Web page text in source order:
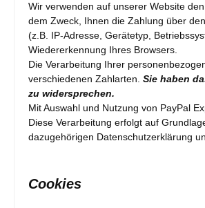
Wir verwenden auf unserer Website
dem Zweck, Ihnen die Zahlung über
(z.B. IP-Adresse, Gerätetyp,
Wiedererkennung Ihres Browsers.
Die Verarbeitung Ihrer
verschiedenen Zahlarten. Sie haben
zu widersprechen.
Mit Auswahl und Nutzung von PayPal
Diese Verarbeitung erfolgt auf
dazugehörigen Datenschutzerklärung
Cookies